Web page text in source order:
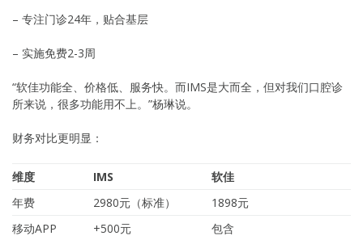
– 专注门诊24年，贴合基层
– 实施免费2-3周
“软佳功能全、价格低、服务快。而IMS是大而全，但对我们口腔诊
所来说，很多功能用不上。”杨琳说。
财务对比更明显：
维度 IMS
软佳
年费
2980元（标准）
1898元
移动APP
+500元
包含